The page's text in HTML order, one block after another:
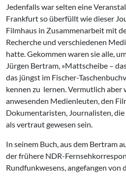
Jedenfalls war selten eine
Frankfurt so überfüllt wie dieser
Filmhaus in Zusammenarbeit mit
Recherche und verschiedenen
hatte. Gekommen waren sie alle,
Jürgen Bertram, »Mattscheibe –
das jüngst im Fischer-
kennen zu lernen. Vermutlich aber
anwesenden Medienleuten, den
Dokumentaristen, Journalisten,
als vertraut gewesen sein.
In seinem Buch, aus dem Bertram
der frühere NDR-
Rundfunkwesens, angefangen von